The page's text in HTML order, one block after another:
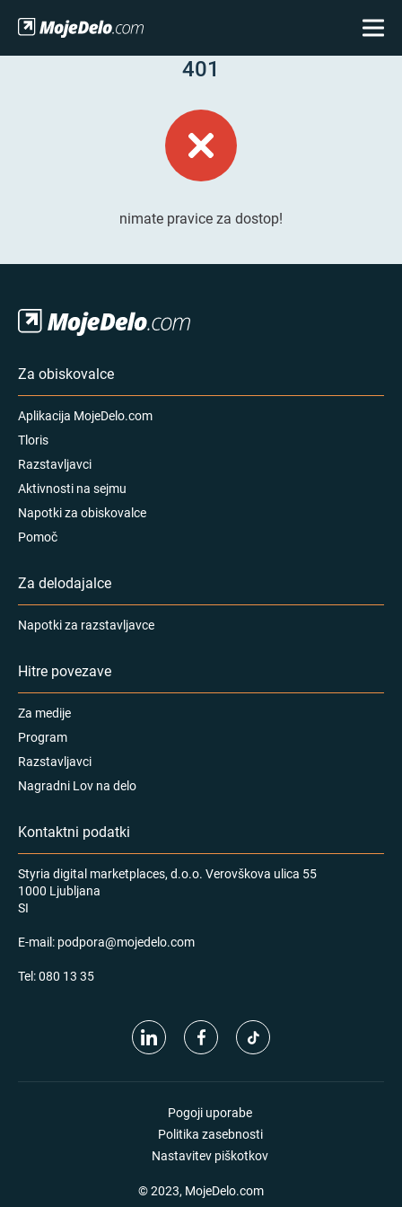
401
nimate pravice za dostop!
Za obiskovalce
Aplikacija MojeDelo.com
Tloris
Razstavljavci
Aktivnosti na sejmu
Napotki za obiskovalce
Pomoč
Za delodajalce
Napotki za razstavljavce
Hitre povezave
Za medije
Program
Razstavljavci
Nagradni Lov na delo
Kontaktni podatki
Styria digital marketplaces, d.o.o. Verovškova ulica 55
1000 Ljubljana
SI
E-mail: podpora@mojedelo.com
Tel:080 13 35
Pogoji uporabe
Politika zasebnosti
Nastavitev piškotkov
© 2023, MojeDelo.com